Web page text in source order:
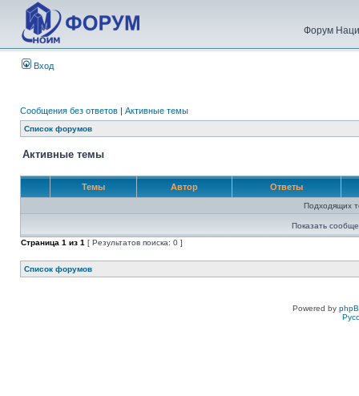
Форум
Вход
Сообщения без ответов | Активные темы
Список форумов
Активные темы
Темы Автор Ответы
Подходящих
Показать
Страница 1 из 1 [ Результатов поиска: 0 ]
Список форумов
Powered by